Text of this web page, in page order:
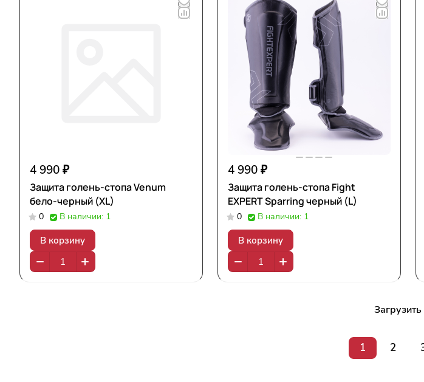
4 990 ₽
Защита голень-стопа Venum
бело-черный (XL)
0 В наличии: 1
В корзину
4 990 ₽
Защита голень-стопа Fight
EXPERT Sparring черный (L)
0 В наличии: 1
В корзину
1 2